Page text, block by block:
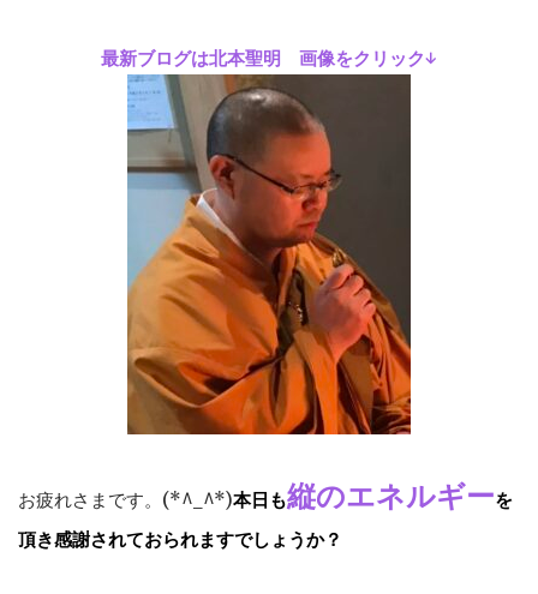
最新ブログは北本聖明 画像をクリック↓
お疲れさまです。(*^_^*)本日も縦のエネルギーを
頂き感謝されておられますでしょうか？